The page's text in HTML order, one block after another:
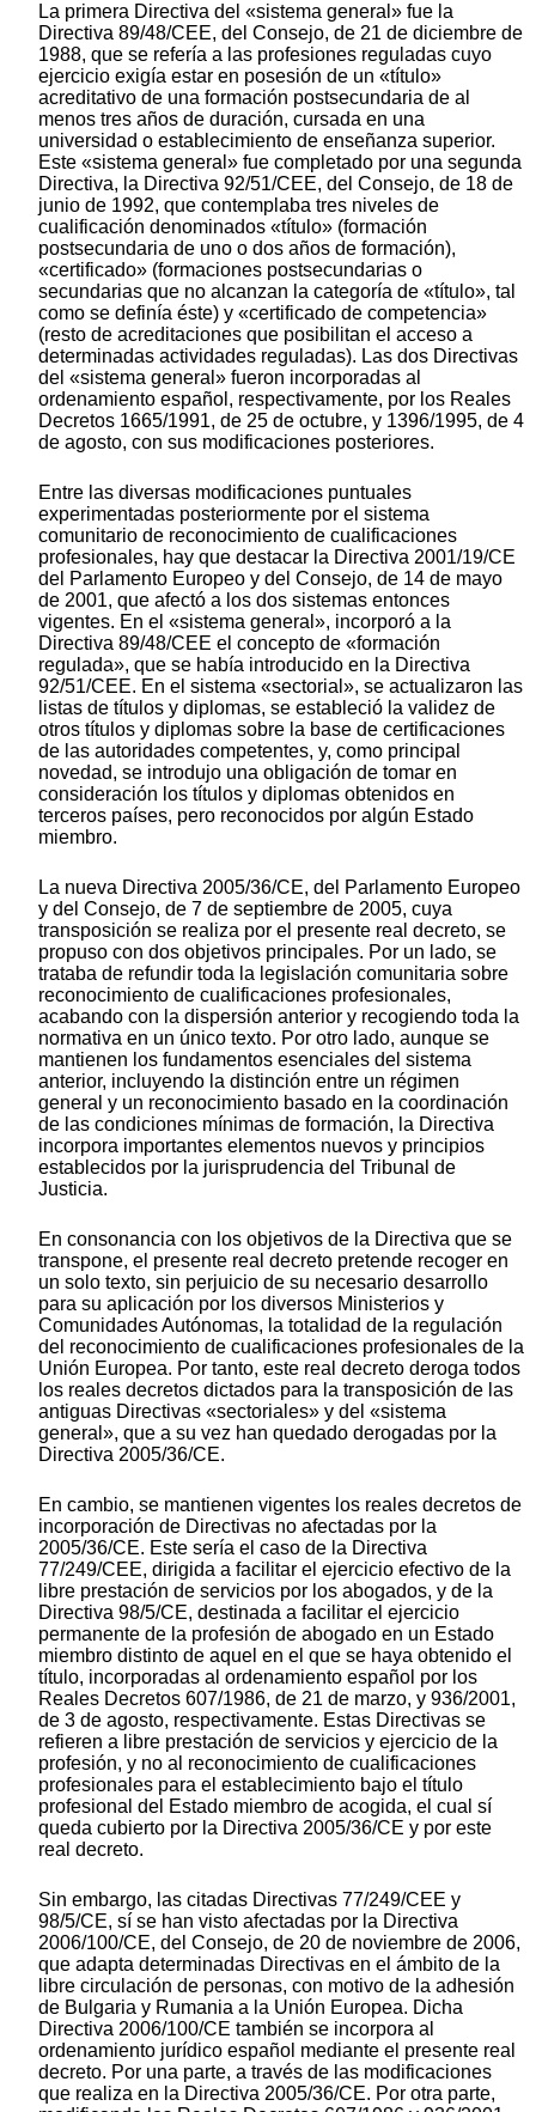
La primera Directiva del «sistema general» fue la
Directiva 89/48/CEE, del Consejo, de 21 de diciembre de
1988, que se refería a las profesiones reguladas cuyo
ejercicio exigía estar en posesión de un «título»
acreditativo de una formación postsecundaria de al
menos tres años de duración, cursada en una
universidad o establecimiento de enseñanza superior.
Este «sistema general» fue completado por una segunda
Directiva, la Directiva 92/51/CEE, del Consejo, de 18 de
junio de 1992, que contemplaba tres niveles de
cualificación denominados «título» (formación
postsecundaria de uno o dos años de formación),
«certificado» (formaciones postsecundarias o
secundarias que no alcanzan la categoría de «título», tal
como se definía éste) y «certificado de competencia»
(resto de acreditaciones que posibilitan el acceso a
determinadas actividades reguladas). Las dos Directivas
del «sistema general» fueron incorporadas al
ordenamiento español, respectivamente, por los Reales
Decretos 1665/1991, de 25 de octubre, y 1396/1995, de 4
de agosto, con sus modificaciones posteriores.
Entre las diversas modificaciones puntuales
experimentadas posteriormente por el sistema
comunitario de reconocimiento de cualificaciones
profesionales, hay que destacar la Directiva 2001/19/CE
del Parlamento Europeo y del Consejo, de 14 de mayo
de 2001, que afectó a los dos sistemas entonces
vigentes. En el «sistema general», incorporó a la
Directiva 89/48/CEE el concepto de «formación
regulada», que se había introducido en la Directiva
92/51/CEE. En el sistema «sectorial», se actualizaron las
listas de títulos y diplomas, se estableció la validez de
otros títulos y diplomas sobre la base de certificaciones
de las autoridades competentes, y, como principal
novedad, se introdujo una obligación de tomar en
consideración los títulos y diplomas obtenidos en
terceros países, pero reconocidos por algún Estado
miembro.
La nueva Directiva 2005/36/CE, del Parlamento Europeo
y del Consejo, de 7 de septiembre de 2005, cuya
transposición se realiza por el presente real decreto, se
propuso con dos objetivos principales. Por un lado, se
trataba de refundir toda la legislación comunitaria sobre
reconocimiento de cualificaciones profesionales,
acabando con la dispersión anterior y recogiendo toda la
normativa en un único texto. Por otro lado, aunque se
mantienen los fundamentos esenciales del sistema
anterior, incluyendo la distinción entre un régimen
general y un reconocimiento basado en la coordinación
de las condiciones mínimas de formación, la Directiva
incorpora importantes elementos nuevos y principios
establecidos por la jurisprudencia del Tribunal de
Justicia.
En consonancia con los objetivos de la Directiva que se
transpone, el presente real decreto pretende recoger en
un solo texto, sin perjuicio de su necesario desarrollo
para su aplicación por los diversos Ministerios y
Comunidades Autónomas, la totalidad de la regulación
del reconocimiento de cualificaciones profesionales de la
Unión Europea. Por tanto, este real decreto deroga todos
los reales decretos dictados para la transposición de las
antiguas Directivas «sectoriales» y del «sistema
general», que a su vez han quedado derogadas por la
Directiva 2005/36/CE.
En cambio, se mantienen vigentes los reales decretos de
incorporación de Directivas no afectadas por la
2005/36/CE. Este sería el caso de la Directiva
77/249/CEE, dirigida a facilitar el ejercicio efectivo de la
libre prestación de servicios por los abogados, y de la
Directiva 98/5/CE, destinada a facilitar el ejercicio
permanente de la profesión de abogado en un Estado
miembro distinto de aquel en el que se haya obtenido el
título, incorporadas al ordenamiento español por los
Reales Decretos 607/1986, de 21 de marzo, y 936/2001,
de 3 de agosto, respectivamente. Estas Directivas se
refieren a libre prestación de servicios y ejercicio de la
profesión, y no al reconocimiento de cualificaciones
profesionales para el establecimiento bajo el título
profesional del Estado miembro de acogida, el cual sí
queda cubierto por la Directiva 2005/36/CE y por este
real decreto.
Sin embargo, las citadas Directivas 77/249/CEE y
98/5/CE, sí se han visto afectadas por la Directiva
2006/100/CE, del Consejo, de 20 de noviembre de 2006,
que adapta determinadas Directivas en el ámbito de la
libre circulación de personas, con motivo de la adhesión
de Bulgaria y Rumania a la Unión Europea. Dicha
Directiva 2006/100/CE también se incorpora al
ordenamiento jurídico español mediante el presente real
decreto. Por una parte, a través de las modificaciones
que realiza en la Directiva 2005/36/CE. Por otra parte,